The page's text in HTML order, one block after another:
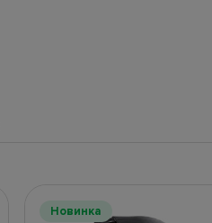
Новинка